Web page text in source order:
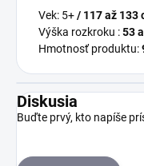
Vek: 5+/ 117 až 133
Výška rozkroku :53
Hmotnosť produktu:
Diskusia
Buďte prvý, kto napíše